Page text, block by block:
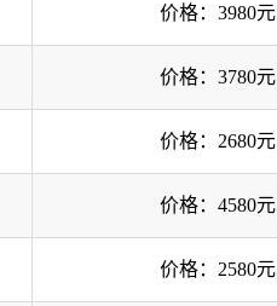
价格：3980元
价格：3780元
价格：2680元
价格：4580元
价格：2580元